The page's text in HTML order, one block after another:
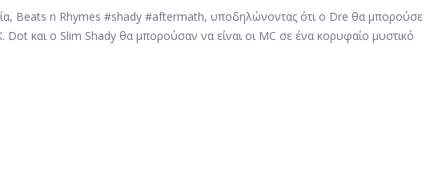
Beats n Rhymes #shady #aftermath, υποδηλώνοντας ότι ο Dre θα μπορούσε
Dot και ο Slim Shady θα μπορούσαν να είναι οι MC σε ένα κορυφαίο μυστικό